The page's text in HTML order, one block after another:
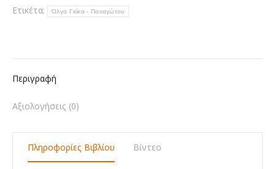
φιόγκο
Ετικέτα:
Όλγα Γκίκα - Παναγώτου
Περιγραφή
Αξιολογήσεις (0)
Πληροφορίες Βιβλίου Βίντεο